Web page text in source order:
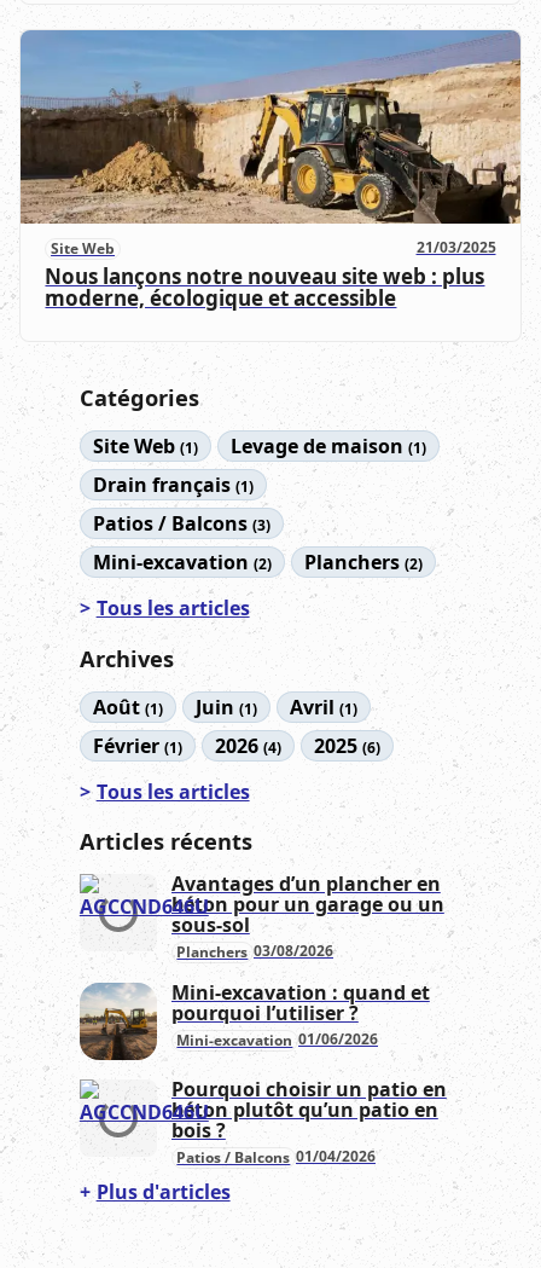
Catégories
Site Web (1) Levage de maison(1)
Drain français (1)
Patios / Balcons (3)
Mini-excavation (2) Planchers(2)
Tous les articles
Archives
Août (1) Juin(1) Avril(1)
Février (1) 2026(4) 2025(6)
Tous les articles
Articles récents
Planchers 03/08/2026
Avantages d’un plancher en
béton pour un garage ou un
sous-sol
Mini-excavation 01/06/2026
Mini-excavation : quand et
pourquoi l’utiliser ?
Patios / Balcons 01/04/2026
Pourquoi choisir un patio en
béton plutôt qu’un patio en
bois ?
Plus d'articles
Site Web 21/03/2025
Nous lançons notre nouveau site web : plus
moderne, écologique et accessible